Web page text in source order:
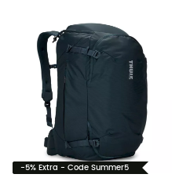
-5% Extra - Code Summer5